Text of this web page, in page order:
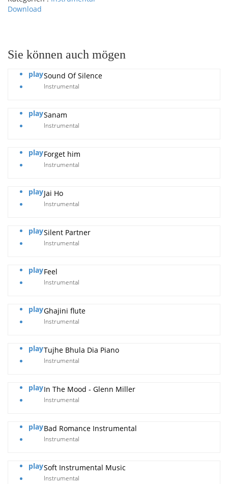
Download
Sie können auch mögen
playSound Of Silence
Instrumental
playSanam
Instrumental
playForget him
Instrumental
playJai Ho
Instrumental
playSilent Partner
Instrumental
playFeel
Instrumental
playGhajini flute
Instrumental
playTujhe Bhula Dia Piano
Instrumental
playIn The Mood - Glenn Miller
Instrumental
playBad Romance Instrumental
Instrumental
playSoft Instrumental Music
Instrumental